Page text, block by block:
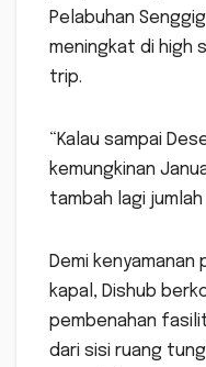
Pelabuhan
meningkat di high
trip.
“Kalau sampai
kemungkinan
tambah lagi
Demi
kapal, Dishub
pembenahan
dari sisi ruang